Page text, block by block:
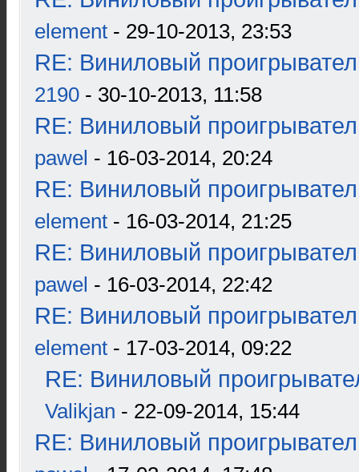
element - 29-10-2013, 23:53
RE: Виниловый
2190 - 30-10-2013, 11:58
RE: Виниловый
pawel - 16-03-2014, 20:24
RE: Виниловый
element - 16-03-2014, 21:25
RE: Виниловый
pawel - 16-03-2014, 22:42
RE: Виниловый
element - 17-03-2014, 09:22
RE: Виниловый
Valikjan - 22-09-2014, 15:44
RE: Виниловый